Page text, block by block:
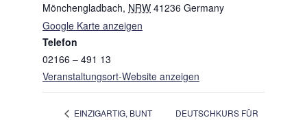
Mönchengladbach, NRW 41236 Germany
Google Karte anzeigen
Telefon
02166 – 491 13
Veranstaltungsort-Website anzeigen
EINZIGARTIG, BUNT
DEUTSCHKURS FÜR